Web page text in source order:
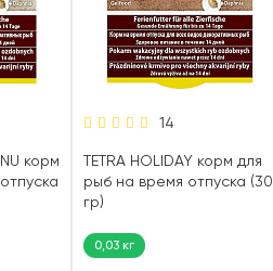
корм
14
TETRA HOLIDAY корм для
рыб на время отпуска (30
гр)
0,03 кг